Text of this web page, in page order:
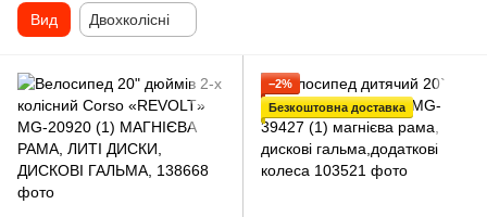
Вид Двохколісні
−2%
Безкоштовна доставка